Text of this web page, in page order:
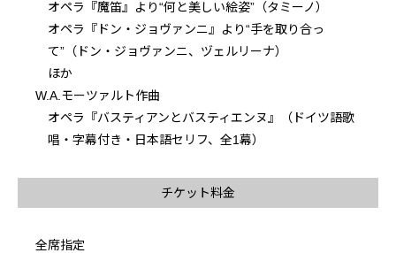
オペラ『魔笛』より“何と美しい絵姿”（タミーノ）
オペラ『ドン・ジョヴァンニ』より“手を取り合っ
て”（ドン・ジョヴァンニ、ヅェルリーナ）
ほか
W.A.モーツァルト作曲
オペラ『バスティアンとバスティエンヌ』（ドイツ語歌
唱・字幕付き・日本語セリフ、全1幕）
チケット料金
全席指定